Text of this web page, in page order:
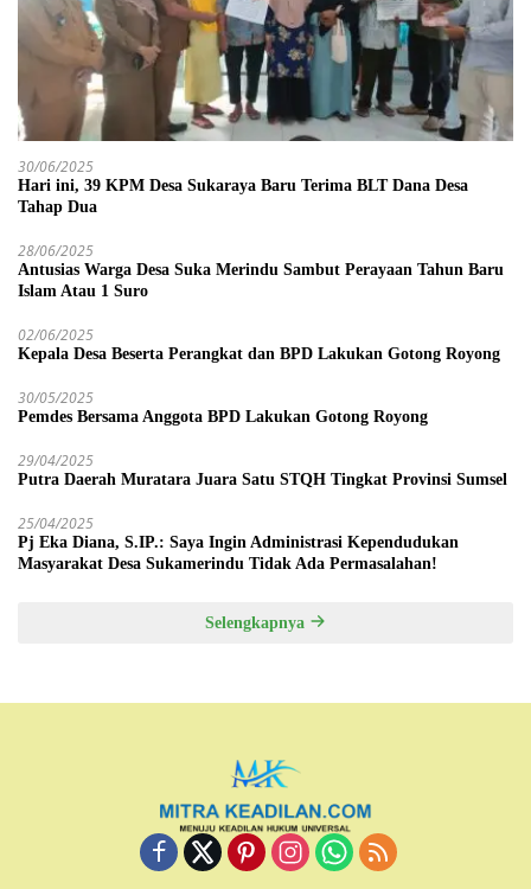
30/06/2025
Hari ini, 39 KPM Desa Sukaraya Baru Terima BLT Dana Desa
Tahap Dua
28/06/2025
Antusias Warga Desa Suka Merindu Sambut Perayaan Tahun Baru
Islam Atau 1 Suro
02/06/2025
Kepala Desa Beserta Perangkat dan BPD Lakukan Gotong Royong
30/05/2025
Pemdes Bersama Anggota BPD Lakukan Gotong Royong
29/04/2025
Putra Daerah Muratara Juara Satu STQH Tingkat Provinsi Sumsel
25/04/2025
Pj Eka Diana, S.IP.: Saya Ingin Administrasi Kependudukan
Masyarakat Desa Sukamerindu Tidak Ada Permasalahan!
Selengkapnya